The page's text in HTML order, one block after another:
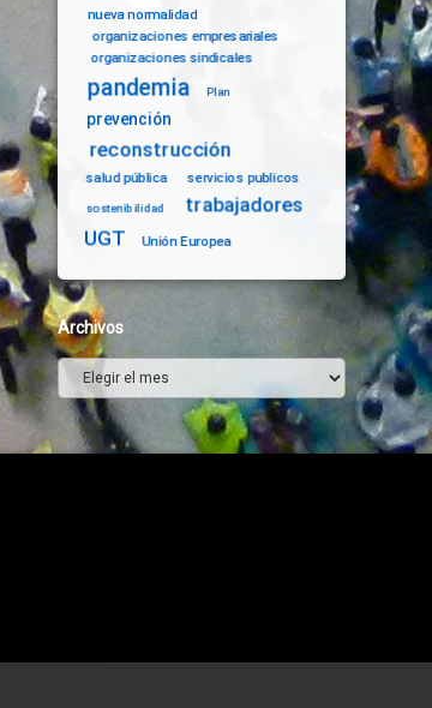
nueva normalidad
organizaciones empresariales
organizaciones sindicales
pandemia Plan
prevención
reconstrucción
salud pública servicios publicos
sostenibilidad
trabajadores
UGT
Unión Europea
Archivos
Archivos